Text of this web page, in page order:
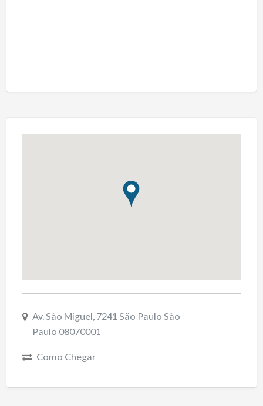
Av. São Miguel, 7241 São Paulo São
Paulo 08070001
Como Chegar